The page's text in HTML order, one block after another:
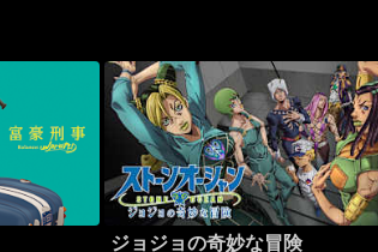
ジョジョの奇妙な冒険